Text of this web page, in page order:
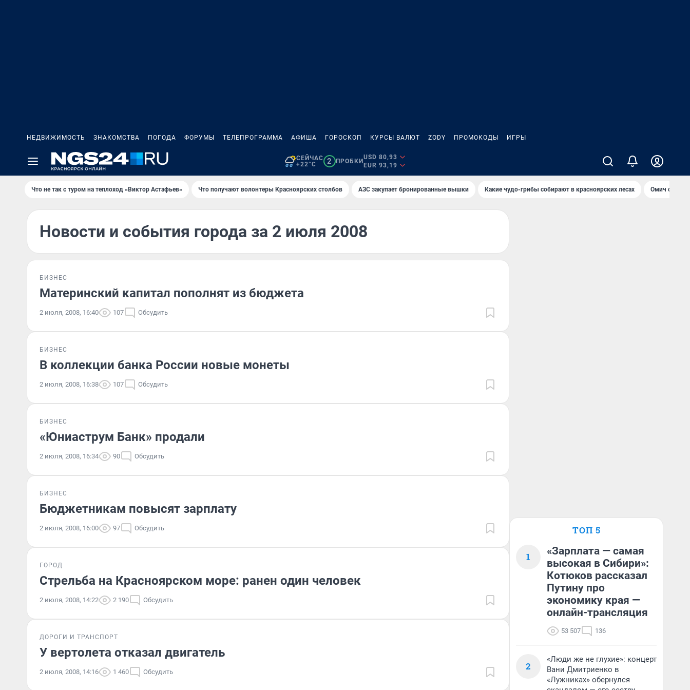
НЕДВИЖИМОСТЬ ЗНАКОМСТВА ПОГОДА ФОРУМЫ ТЕЛЕПРОГРАММА АФИША ГОРОСКОП КУРСЫ ВАЛЮТ ZODY ПРОМОКОДЫ ИГРЫ
СЕЙЧАС
+22°C
2 ПРОБКИ
USD 80,93
EUR 93,19
Что не так с туром на теплоход «Виктор Астафьев» Что получают волонтеры Красноярских столбов AЗС закупает бронированные вышки Какие чудо-грибы собирают в красноярских лесах Омич
Новости и события города за 2 июля 2008
БИЗНЕС
Материнский капитал пополнят из бюджета
2 июля, 2008, 16:40 107 Обсудить
БИЗНЕС
В коллекции банка России новые монеты
2 июля, 2008, 16:38 107 Обсудить
БИЗНЕС
«Юниаструм Банк» продали
2 июля, 2008, 16:34 90 Обсудить
БИЗНЕС
Бюджетникам повысят зарплату
2 июля, 2008, 16:00 97 Обсудить
ГОРОД
Стрельба на Красноярском море: ранен один человек
2 июля, 2008, 14:22 2 190 Обсудить
ДОРОГИ И ТРАНСПОРТ
У вертолета отказал двигатель
2 июля, 2008, 14:16 1 460 Обсудить
ТОП 5
1
«Зарплата — самая
высокая в Сибири»:
Котюков рассказал
Путину про
экономику края —
онлайн-трансляция
53 507 136
2
«Люди же не глухие»: концерт
Вани Дмитриенко в
«Лужниках» обернулся